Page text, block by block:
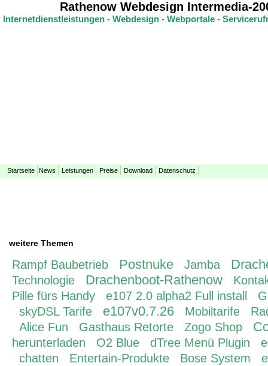
Rathenow Webdesign Intermedia-
Internetdienstleistungen - Webdesign - Webportale -
Startseite News Leistungen Preise Download Datenschutz
weitere Themen
Rampf Baubetrieb Postnuke Jamba
Technologie Drachenboot-Rathenow
Pille fürs Handy
e107 2.0 alpha2 Full install
skyDSL Tarife
e107v0.7.26 Mobiltarife
Alice Fun
Gasthaus Retorte Zogo Shop
herunterladen O2 Blue dTree Menü Plugin
chatten
Entertain-Produkte Bose System